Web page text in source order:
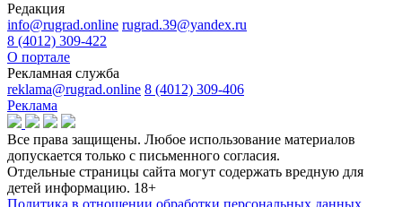
Редакция
info@rugrad.online rugrad.39@yandex.ru
8 (4012) 309-422
О портале
Рекламная служба
reklama@rugrad.online 8 (4012) 309-406
Реклама
Все права защищены. Любое использование материалов
допускается только с письменного согласия.
Отдельные страницы сайта могут содержать вредную для
детей информацию. 18+